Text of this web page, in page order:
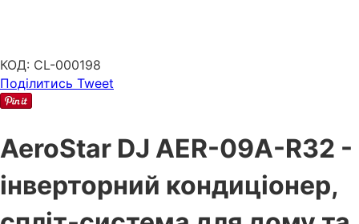
КОД: CL-000198
Поділитись Tweet
AeroStar DJ AER-09A-R32 -
інверторний кондиціонер,